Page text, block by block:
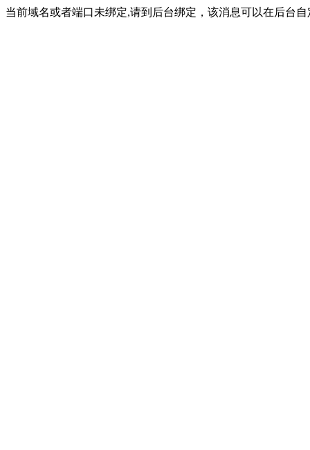
当前域名或者端口未绑定,请到后台绑定，该消息可以在后台自